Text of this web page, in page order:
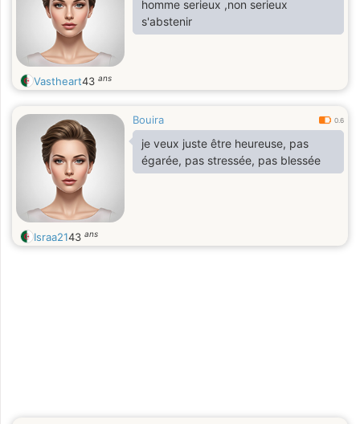
homme serieux ,non serieux
s'abstenir
Vastheart43 ans
Bouira 0.6
je veux juste être heureuse, pas
égarée, pas stressée, pas blessée
Israa2143 ans